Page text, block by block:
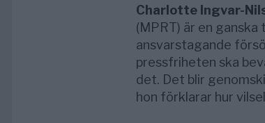
Charlotte Ingvar-
(MPRT) är en
ansvarstagande
pressfriheten ska
det. Det blir
hon förklarar hur